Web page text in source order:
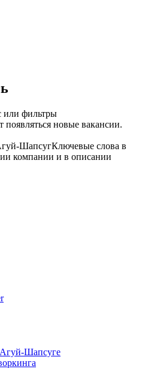
или фильтры
новые вакансии.
ШапсугКлючевые слова в
компании и в описании
Шапсуге